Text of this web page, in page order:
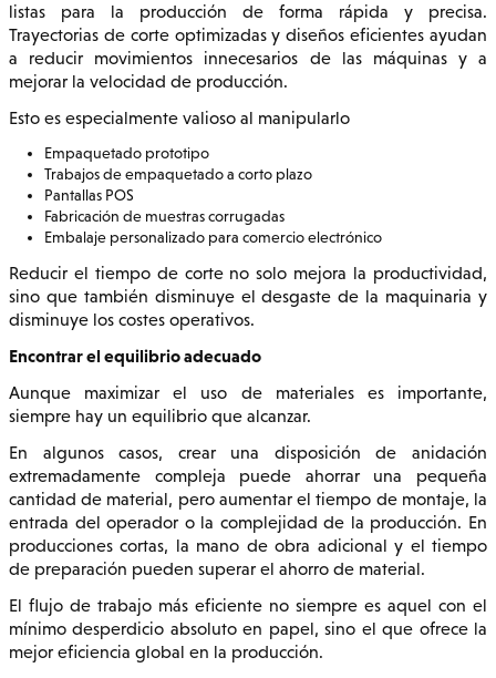
listas para la producción de forma rápida y precisa.
Trayectorias de corte optimizadas y diseños eficientes ayudan
a reducir movimientos innecesarios de las máquinas y a
mejorar la velocidad de producción.
Esto es especialmente valioso al manipularlo
Empaquetado prototipo
Trabajos de empaquetado a corto plazo
Pantallas POS
Fabricación de muestras corrugadas
Embalaje personalizado para comercio electrónico
Reducir el tiempo de corte no solo mejora la productividad,
sino que también disminuye el desgaste de la maquinaria y
disminuye los costes operativos.
Encontrar el equilibrio adecuado
Aunque maximizar el uso de materiales es importante,
siempre hay un equilibrio que alcanzar.
En algunos casos, crear una disposición de anidación
extremadamente compleja puede ahorrar una pequeña
cantidad de material, pero aumentar el tiempo de montaje, la
entrada del operador o la complejidad de la producción. En
producciones cortas, la mano de obra adicional y el tiempo
de preparación pueden superar el ahorro de material.
El flujo de trabajo más eficiente no siempre es aquel con el
mínimo desperdicio absoluto en papel, sino el que ofrece la
mejor eficiencia global en la producción.